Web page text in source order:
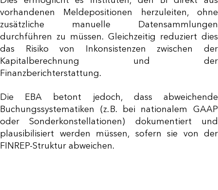
vorhandenen Meldepositionen herzuleiten, ohne
zusätzliche manuelle Datensammlungen
durchführen zu müssen. Gleichzeitig reduziert dies
das Risiko von Inkonsistenzen zwischen der
Kapitalberechnung und der
Finanzberichterstattung.
Die EBA betont jedoch, dass abweichende
Buchungssystematiken (z. B. bei nationalem GAAP
oder Sonderkonstellationen) dokumentiert und
plausibilisiert werden müssen, sofern sie von der
FINREP-Struktur abweichen.